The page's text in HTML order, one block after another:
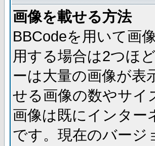
画像を載せる方法
BBCodeを用いて画
用する場合は2つほ
ーは大量の画像が表
せる画像の数やサイ
画像は既にインター
です。現在のバージ